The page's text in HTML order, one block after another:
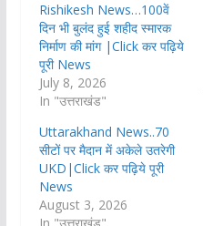
Rishikesh News…100वें
दिन भी बुलंद हुई शहीद स्मारक
निर्माण की मांग |Click कर पढ़िये
पूरी News
July 8, 2026
In "उत्तराखंड"
Uttarakhand News..70
सीटों पर मैदान में अकेले उतरेगी
UKD|Click कर पढ़िये पूरी
News
August 3, 2026